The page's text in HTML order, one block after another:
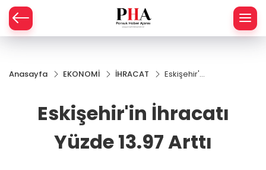
Anasayfa EKONOMİ İHRACAT
Eskişehir'in
13.97 Arttı
Eskişehir'in İhracatı
Yüzde 13.97 Arttı